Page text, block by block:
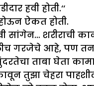
हवी होती.‘‘
ऐकत होती.
सांगेन… शरीराची
गरजेचे आहे, पण
ताबा घेता
तुझा चेहरा